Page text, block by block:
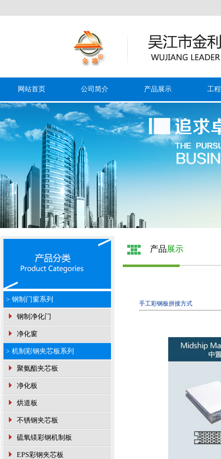
网站首页 公司简介 产品展示 工
> 钢制门窗系列
钢制净化门
净化窗
> 机制彩钢夹芯板系列
聚氨酯夹芯板
净化板
烘道板
不锈钢夹芯板
硫氧镁彩钢机制板
EPS彩钢夹芯板
产品展示
手工彩钢板拼接方式